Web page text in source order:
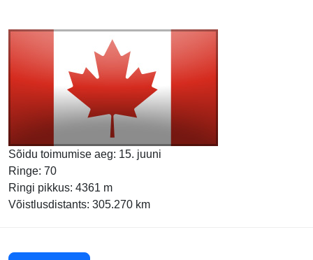
Sõidu toimumise aeg: 15. juuni
Ringe: 70
Ringi pikkus: 4361 m
Võistlusdistants: 305.270 km